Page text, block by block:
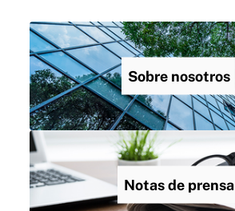
Sobre nosotros
Notas de prensa